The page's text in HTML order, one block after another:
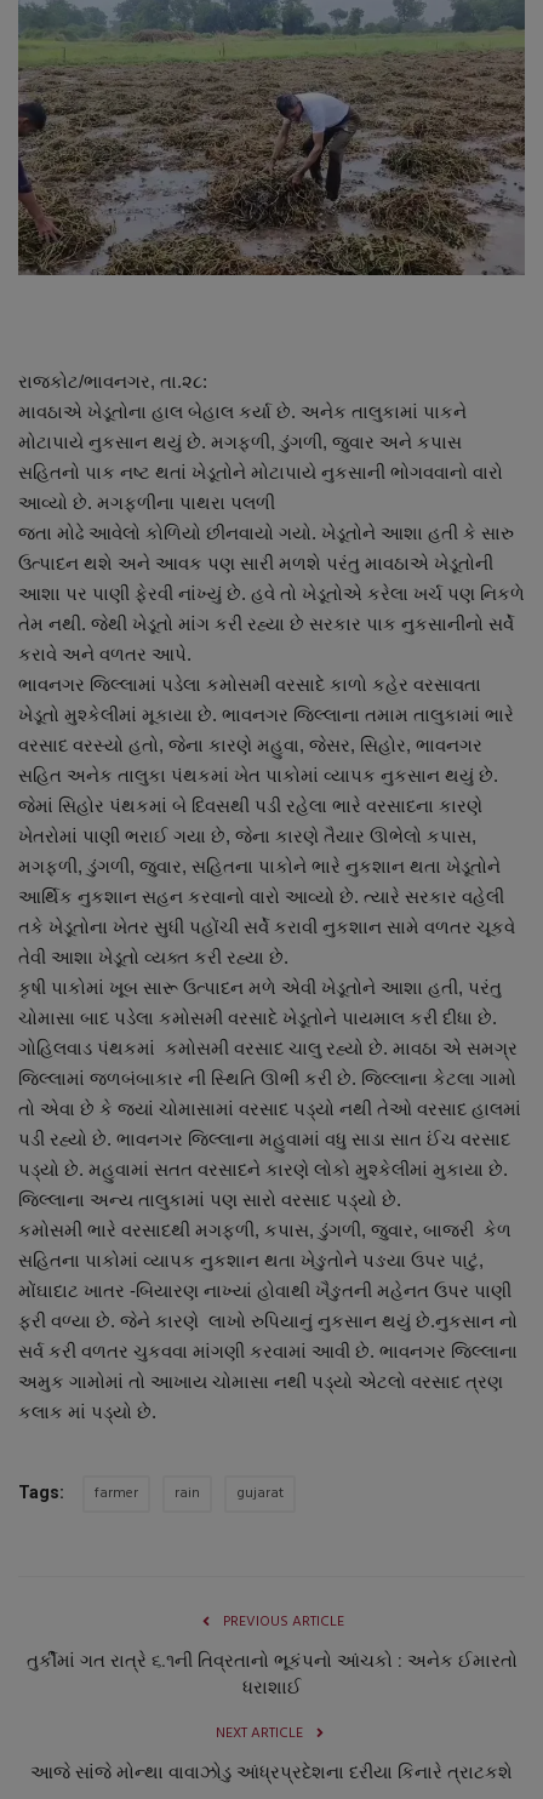
About Author
Contact
Dipotsav Special
આંતરરાષ્ટ્રીય
રાષ્ટ્રીય
જુનાગઢ
Support US
બજારના સમાચાર
નાણાંકીય સમાચાર
સ્થાનિક સમાચાર
સ્પોર્ટ્સ
રાશિફળ
ગુનાખોરી
બોલિવૂડ
સ્વાસ્થ્ય
રાજકોટ/ભાવનગર, તા.૨૮:
માવઠાએ ખેડૂતોના હાલ બેહાલ કર્યા છે. અનેક તાલુકામાં પાકને
મોટાપાયે નુકસાન થયું છે. મગફળી, ડુંગળી, જુવાર અને કપાસ
સહિતનો પાક નષ્ટ થતાં ખેડૂતોને મોટાપાયે નુકસાની ભોગવવાનો વારો
આવ્યો છે. મગફળીના પાથરા પલળી
જતા મોઢે આવેલો કોળિયો છીનવાયો ગયો. ખેડૂતોને આશા હતી કે સારુ
ઉત્પાદન થશે અને આવક પણ સારી મળશે પરંતુ માવઠાએ ખેડૂતોની
આશા પર પાણી ફેરવી નાંખ્યું છે. હવે તો ખેડૂતોએ કરેલા ખર્ચ પણ નિકળે
તેમ નથી. જેથી ખેડૂતો માંગ કરી રહ્યા છે સરકાર પાક નુકસાનીનો સર્વે
કરાવે અને વળતર આપે.
ભાવનગર જિલ્લામાં પડેલા કમોસમી વરસાદે કાળો કહેર વરસાવતા
ખેડૂતો મુશ્કેલીમાં મૂકાયા છે. ભાવનગર જિલ્લાના તમામ તાલુકામાં ભારે
વરસાદ વરસ્યો હતો, જેના કારણે મહુવા, જેસર, સિહોર, ભાવનગર
સહિત અનેક તાલુકા પંથકમાં ખેત પાકોમાં વ્યાપક નુકસાન થયું છે.
જેમાં સિહોર પંથકમાં બે દિવસથી પડી રહેલા ભારે વરસાદના કારણે
ખેતરોમાં પાણી ભરાઈ ગયા છે, જેના કારણે તૈયાર ઊભેલો કપાસ,
મગફળી, ડુંગળી, જુવાર, સહિતના પાકોને ભારે નુકશાન થતા ખેડૂતોને
આર્થિક નુકશાન સહન કરવાનો વારો આવ્યો છે. ત્યારે સરકાર વહેલી
તકે ખેડૂતોના ખેતર સુધી પહોંચી સર્વે કરાવી નુકશાન સામે વળતર ચૂકવે
તેવી આશા ખેડૂતો વ્યક્ત કરી રહ્યા છે.
કૃષી પાકોમાં ખૂબ સારૂ ઉત્પાદન મળે એવી ખેડૂતોને આશા હતી, પરંતુ
ચોમાસા બાદ પડેલા કમોસમી વરસાદે ખેડૂતોને પાયમાલ કરી દીધા છે.
ગોહિલવાડ પંથકમાં કમોસમી વરસાદ ચાલુ રહ્યો છે. માવઠા એ સમગ્ર
જિલ્લામાં જળબંબાકાર ની સ્થિતિ ઊભી કરી છે. જિલ્લાના કેટલા ગામો
તો એવા છે કે જ્યાં ચોમાસામાં વરસાદ પડ્યો નથી તેઓ વરસાદ હાલમાં
પડી રહ્યો છે. ભાવનગર જિલ્લાના મહુવામાં વધુ સાડા સાત ઈંચ વરસાદ
પડ્યો છે. મહુવામાં સતત વરસાદને કારણે લોકો મુશ્કેલીમાં મુકાયા છે.
જિલ્લાના અન્ય તાલુકામાં પણ સારો વરસાદ પડ્યો છે.
કમોસમી ભારે વરસાદથી મગફળી, કપાસ, ડુંગળી, જુવાર, બાજરી કેળ
સહિતના પાકોમાં વ્યાપક નુકશાન થતા ખેઙુતોને પઙયા ઉપર પાટું,
મોંઘાદાટ ખાતર -બિયારણ નાખ્યાં હોવાથી ખૈઙુતની મહેનત ઉપર પાણી
ફરી વળ્યા છે. જેને કારણે લાખો રુપિયાનું નુકસાન થયું છે.નુકસાન નો
સર્વ કરી વળતર ચુકવવા માંગણી કરવામાં આવી છે. ભાવનગર જિલ્લાના
અમુક ગામોમાં તો આખાય ચોમાસા નથી પડ્યો એટલો વરસાદ ત્રણ
કલાક માં પડ્યો છે.
Tags: farmer rain gujarat
PREVIOUS ARTICLE
તુર્કીમાં ગત રાત્રે ૬.૧ની તિવ્રતાનો ભૂકંપનો આંચકો : અનેક ઈમારતો
ધરાશાઈ
NEXT ARTICLE
આજે સાંજે મોન્થા વાવાઝોડુ આંધ્રપ્રદેશના દરીયા કિનારે ત્રાટકશે